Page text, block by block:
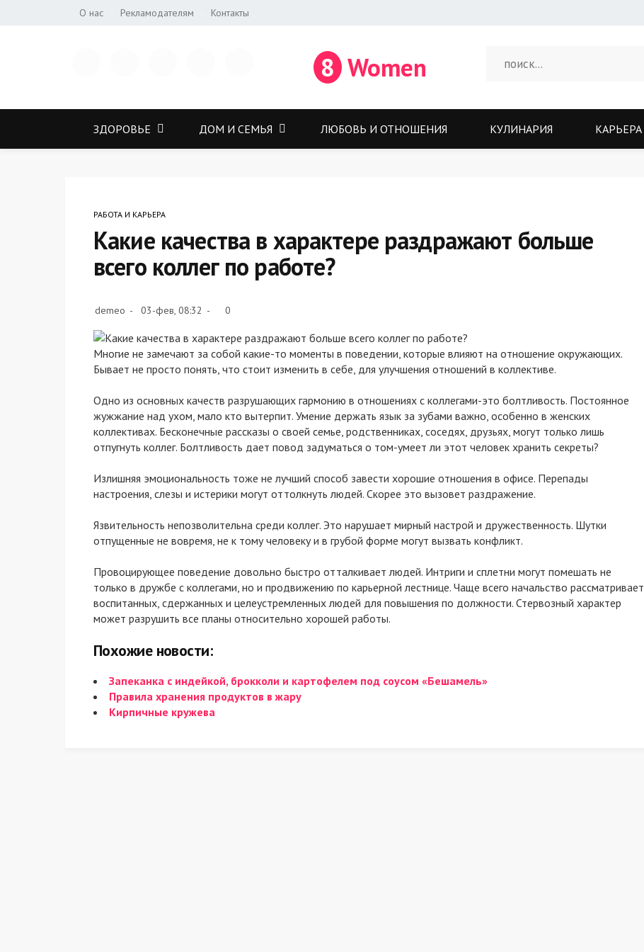
О нас Рекламодателям Контакты
8 Women
ЗДОРОВЬЕ ДОМ И СЕМЬЯ ЛЮБОВЬ И ОТНОШЕНИЯ КУЛИНАРИЯ КАРЬЕРА
РАБОТА И КАРЬЕРА
Какие качества в характере раздражают больше
всего коллег по работе?
demeo 03-фев, 08:32 0
Многие не замечают за собой какие-то моменты в поведении, которые влияют на отношение окружающих.
Бывает не просто понять, что стоит изменить в себе, для улучшения отношений в коллективе.
Одно из основных качеств разрушающих гармонию в отношениях с коллегами-это болтливость. Постоянное
жужжание над ухом, мало кто вытерпит. Умение держать язык за зубами важно, особенно в женских
коллективах. Бесконечные рассказы о своей семье, родственниках, соседях, друзьях, могут только лишь
отпугнуть коллег. Болтливость дает повод задуматься о том-умеет ли этот человек хранить секреты?
Излишняя эмоциональность тоже не лучший способ завести хорошие отношения в офисе. Перепады
настроения, слезы и истерики могут оттолкнуть людей. Скорее это вызовет раздражение.
Язвительность непозволительна среди коллег. Это нарушает мирный настрой и дружественность. Шутки
отпущенные не вовремя, не к тому человеку и в грубой форме могут вызвать конфликт.
Провоцирующее поведение довольно быстро отталкивает людей. Интриги и сплетни могут помешать не
только в дружбе с коллегами, но и продвижению по карьерной лестнице. Чаще всего начальство рассматривает
воспитанных, сдержанных и целеустремленных людей для повышения по должности. Стервозный характер
может разрушить все планы относительно хорошей работы.
Похожие новости:
Запеканка с индейкой, брокколи и картофелем под соусом «Бешамель»
Правила хранения продуктов в жару
Кирпичные кружева